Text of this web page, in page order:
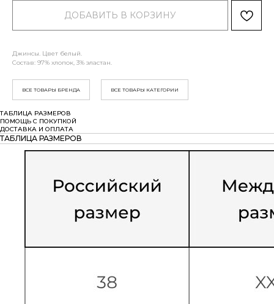
ДОБАВИТЬ В КОРЗИНУ
Джинсы. Цвет белый.
Состав: 97% хлопок, 3% эластан.
ВСЕ ТОВАРЫ БРЕНДА ВСЕ ТОВАРЫ КАТЕГОРИИ
ТАБЛИЦА РАЗМЕРОВ
ПОМОЩЬ С ПОКУПКОЙ
ДОСТАВКА И ОПЛАТА
ТАБЛИЦА РАЗМЕРОВ